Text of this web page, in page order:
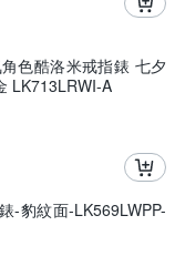
色酷洛米戒指錶 七夕
LK713LRWI-A
-豹紋面-LK569LWPP-